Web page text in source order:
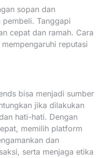
sopan dan
Tanggapi
cepat dan ramah. Cara
reputasi
bisa menjadi sumber
jika dilakukan
hati-hati. Dengan
memilih platform
dan
serta menjaga etika